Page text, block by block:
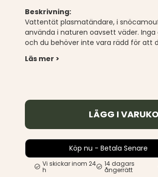
Beskrivning:
Vattentät plasmatändare, i
använda i naturen oavsett väder. Inga
och du behöver inte vara rädd för att
Läs mer >
LÄGG I
Köp nu - Betala Senare
Vi skickar inom 24
h
14 dagars
ångerrätt